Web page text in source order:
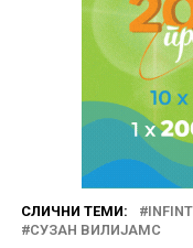
СЛИЧНИ ТЕМИ:
СУЗАН ВИЛИЈАМС